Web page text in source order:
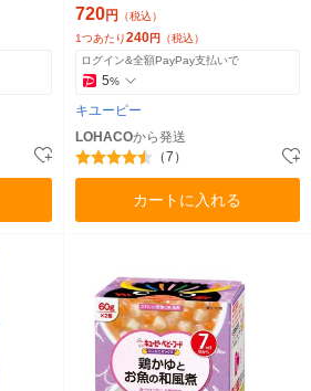
ん 3袋 ベビーフード 離乳食
720円 （税込）
1つあたり240円 （税込）
ログイン&全額PayPay支払いで
5%
キユーピー
LOHACOから発送
（7）
カートに入れる